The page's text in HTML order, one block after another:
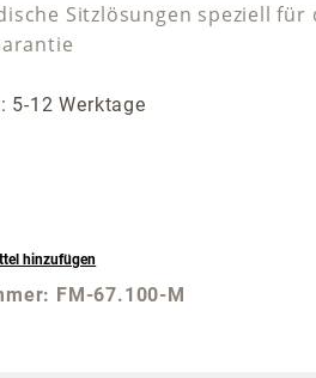
Sitzlösungen speziell für
5-12 Werktage
hinzufügen
FM-67.100-M